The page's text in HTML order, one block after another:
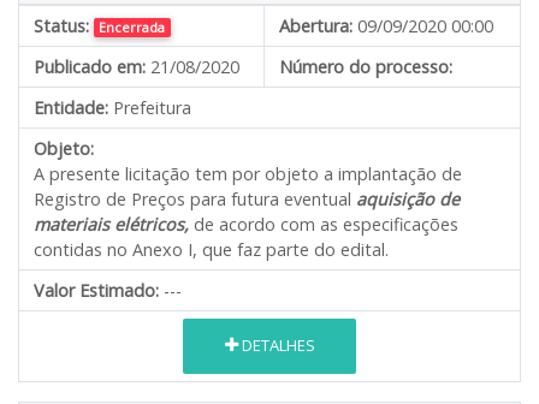
Status: Encerrada Abertura: 09/09/2020 00:00
Publicado em: 21/08/2020
Número do processo:
Entidade: Prefeitura
Objeto:
A presente licitação tem por objeto a implantação de
Registro de Preços para futura eventual aquisição de
materiais elétricos, de acordo com as especificações
contidas no Anexo I, que faz parte do edital.
Valor Estimado: ---
DETALHES